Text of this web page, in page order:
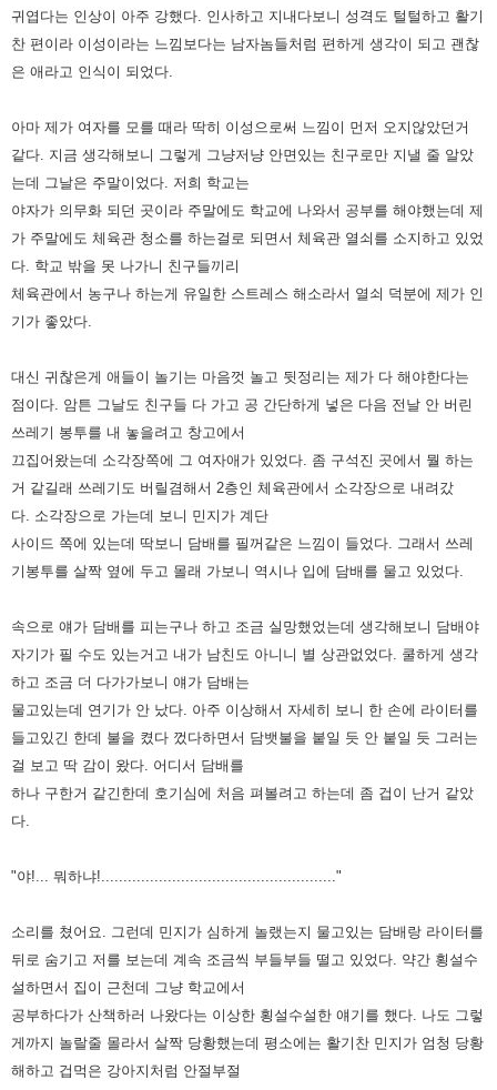
귀엽다는 인상이 아주 강했다. 인사하고 지내다보니 성격도 털털하고 활기
찬 편이라 이성이라는 느낌보다는 남자놈들처럼 편하게 생각이 되고 괜찮
은 애라고 인식이 되었다.
아마 제가 여자를 모를 때라 딱히 이성으로써 느낌이 먼저 오지않았던거
같다. 지금 생각해보니 그렇게 그냥저냥 안면있는 친구로만 지낼 줄 알았
는데 그날은 주말이었다. 저희 학교는
야자가 의무화 되던 곳이라 주말에도 학교에 나와서 공부를 해야했는데 제
가 주말에도 체육관 청소를 하는걸로 되면서 체육관 열쇠를 소지하고 있었
다. 학교 밖을 못 나가니 친구들끼리
체육관에서 농구나 하는게 유일한 스트레스 해소라서 열쇠 덕분에 제가 인
기가 좋았다.
대신 귀찮은게 애들이 놀기는 마음껏 놀고 뒷정리는 제가 다 해야한다는
점이다. 암튼 그날도 친구들 다 가고 공 간단하게 넣은 다음 전날 안 버린
쓰레기 봉투를 내 놓을려고 창고에서
끄집어왔는데 소각장쪽에 그 여자애가 있었다. 좀 구석진 곳에서 뭘 하는
거 같길래 쓰레기도 버릴겸해서 2층인 체육관에서 소각장으로 내려갔
다. 소각장으로 가는데 보니 민지가 계단
사이드 쪽에 있는데 딱보니 담배를 필꺼같은 느낌이 들었다. 그래서 쓰레
기봉투를 살짝 옆에 두고 몰래 가보니 역시나 입에 담배를 물고 있었다.
속으로 얘가 담배를 피는구나 하고 조금 실망했었는데 생각해보니 담배야
자기가 필 수도 있는거고 내가 남친도 아니니 별 상관없었다. 쿨하게 생각
하고 조금 더 다가가보니 얘가 담배는
물고있는데 연기가 안 났다. 아주 이상해서 자세히 보니 한 손에 라이터를
들고있긴 한데 불을 켰다 껐다하면서 담뱃불을 붙일 듯 안 붙일 듯 그러는
걸 보고 딱 감이 왔다. 어디서 담배를
하나 구한거 같긴한데 호기심에 처음 펴볼려고 하는데 좀 겁이 난거 같았
다.
"야!... 뭐하냐!....................................................."
소리를 쳤어요. 그런데 민지가 심하게 놀랬는지 물고있는 담배랑 라이터를
뒤로 숨기고 저를 보는데 계속 조금씩 부들부들 떨고 있었다. 약간 횡설수
설하면서 집이 근천데 그냥 학교에서
공부하다가 산책하러 나왔다는 이상한 횡설수설한 얘기를 했다. 나도 그렇
게까지 놀랄줄 몰라서 살짝 당황했는데 평소에는 활기찬 민지가 엄청 당황
해하고 겁먹은 강아지처럼 안절부절